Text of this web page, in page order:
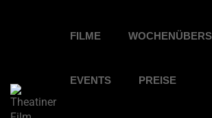
FILME
EVENTS PREISE